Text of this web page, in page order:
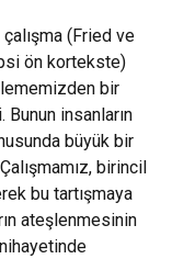
(Fried ve
ön kortekste)
bir
insanların
büyük bir
birincil
bu tartışmaya
ateşlenmesinin